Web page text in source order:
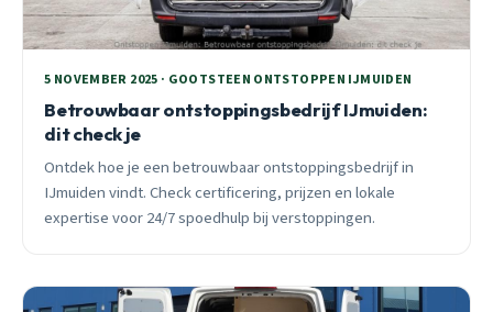
5 NOVEMBER 2025 · GOOTSTEEN ONTSTOPPEN IJMUIDEN
Betrouwbaar ontstoppingsbedrijf IJmuiden:
dit check je
Ontdek hoe je een betrouwbaar ontstoppingsbedrijf in
IJmuiden vindt. Check certificering, prijzen en lokale
expertise voor 24/7 spoedhulp bij verstoppingen.